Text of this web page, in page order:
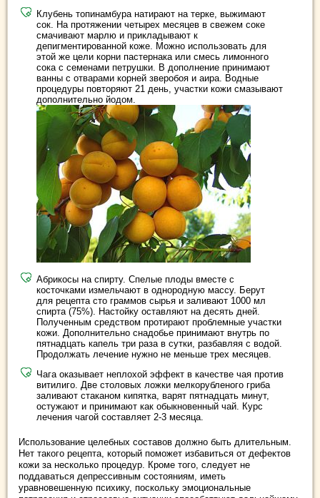
Клубень топинамбура натирают на терке, выжимают
сок. На протяжении четырех месяцев в свежем соке
смачивают марлю и прикладывают к
депигментированной коже. Можно использовать для
этой же цели корни пастернака или смесь лимонного
сока с семенами петрушки. В дополнение принимают
ванны с отварами корней зверобоя и аира. Водные
процедуры повторяют 21 день, участки кожи смазывают
дополнительно йодом.
Абрикосы на спирту. Спелые плоды вместе с
косточками измельчают в однородную массу. Берут
для рецепта сто граммов сырья и заливают 1000 мл
спирта (75%). Настойку оставляют на десять дней.
Полученным средством протирают проблемные участки
кожи. Дополнительно снадобье принимают внутрь по
пятнадцать капель три раза в сутки, разбавляя с водой.
Продолжать лечение нужно не меньше трех месяцев.
Чага оказывает неплохой эффект в качестве чая против
витилиго. Две столовых ложки мелкорубленого гриба
заливают стаканом кипятка, варят пятнадцать минут,
остужают и принимают как обыкновенный чай. Курс
лечения чагой составляет 2-3 месяца.
Использование целебных составов должно быть длительным.
Нет такого рецепта, который поможет избавиться от дефектов
кожи за несколько процедур. Кроме того, следует не
поддаваться депрессивным состояниям, иметь
уравновешенную психику, поскольку эмоциональные